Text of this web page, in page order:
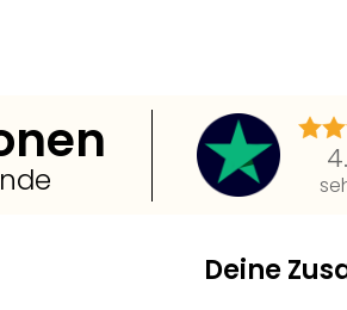
Deine